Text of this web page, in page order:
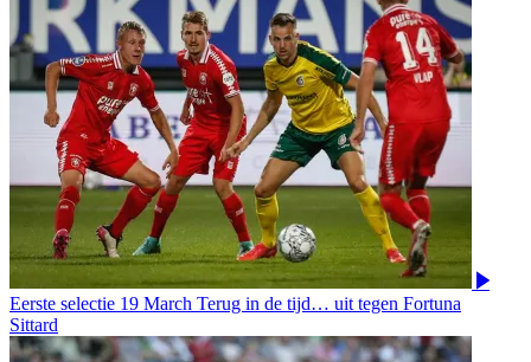
Eerste selectie 19 March Terug in de tijd… uit tegen Fortuna
Sittard